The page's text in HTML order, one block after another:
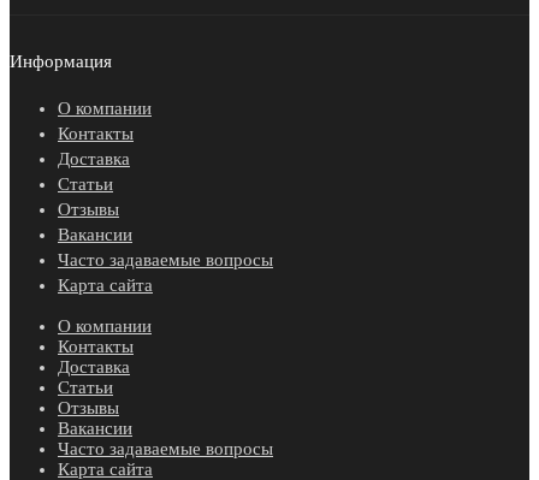
Информация
О компании
Контакты
Доставка
Статьи
Отзывы
Вакансии
Часто задаваемые вопросы
Карта сайта
О компании
Контакты
Доставка
Статьи
Отзывы
Вакансии
Часто задаваемые вопросы
Карта сайта